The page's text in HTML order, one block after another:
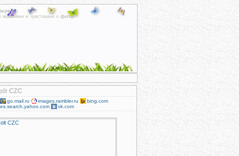
!
мыслями и чувствами о фото.
CZC
go.mail.ru images.rambler.ru
bing.com
vk.com